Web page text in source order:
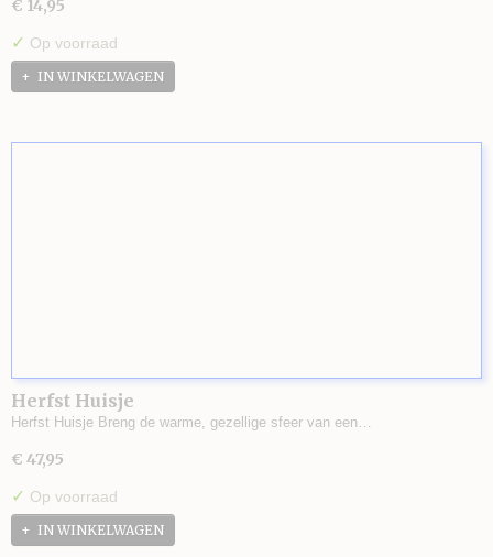
€ 14,95
✓ Op voorraad
IN WINKELWAGEN
Herfst Huisje
Herfst Huisje Breng de warme, gezellige sfeer van een…
€ 47,95
✓ Op voorraad
IN WINKELWAGEN